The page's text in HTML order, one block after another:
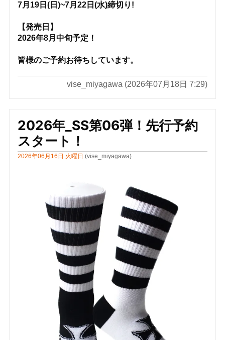
7月19日(日)~7月22日(水)締切り!
【発売日】
2026年8月中旬予定！
皆様のご予約お待ちしています。
vise_miyagawa (2026年07月18日 7:29)
2026年_SS第06弾！先行予約
スタート！
2026年06月16日 火曜日 (vise_miyagawa)